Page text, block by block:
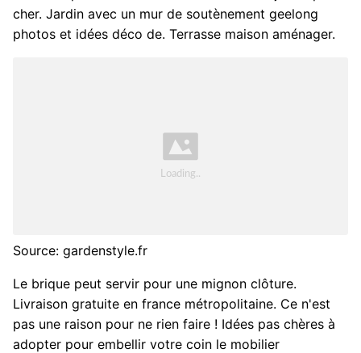
cher. Jardin avec un mur de soutènement geelong
photos et idées déco de. Terrasse maison aménager.
Source: gardenstyle.fr
Le brique peut servir pour une mignon clôture.
Livraison gratuite en france métropolitaine. Ce n'est
pas une raison pour ne rien faire ! Idées pas chères à
adopter pour embellir votre coin le mobilier